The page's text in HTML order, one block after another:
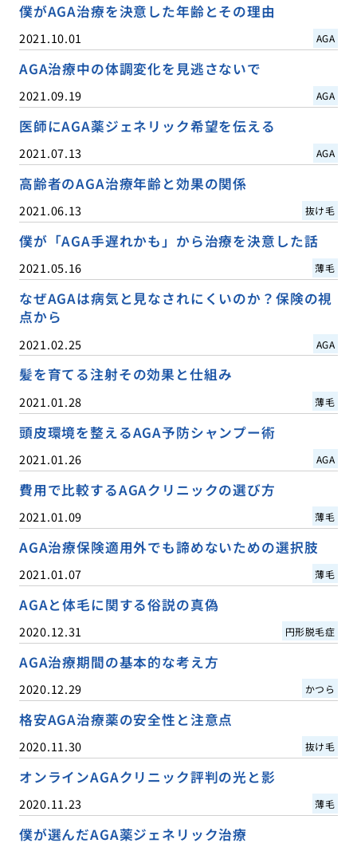
僕がAGA治療を決意した年齢とその理由
2021.10.01 AGA
AGA治療中の体調変化を見逃さないで
2021.09.19 AGA
医師にAGA薬ジェネリック希望を伝える
2021.07.13 AGA
高齢者のAGA治療年齢と効果の関係
2021.06.13 抜け毛
僕が「AGA手遅れかも」から治療を決意した話
2021.05.16 薄毛
なぜAGAは病気と見なされにくいのか？保険の視
点から
2021.02.25 AGA
髪を育てる注射その効果と仕組み
2021.01.28 薄毛
頭皮環境を整えるAGA予防シャンプー術
2021.01.26 AGA
費用で比較するAGAクリニックの選び方
2021.01.09 薄毛
AGA治療保険適用外でも諦めないための選択肢
2021.01.07 薄毛
AGAと体毛に関する俗説の真偽
2020.12.31 円形脱毛症
AGA治療期間の基本的な考え方
2020.12.29 かつら
格安AGA治療薬の安全性と注意点
2020.11.30 抜け毛
オンラインAGAクリニック評判の光と影
2020.11.23 薄毛
僕が選んだAGA薬ジェネリック治療